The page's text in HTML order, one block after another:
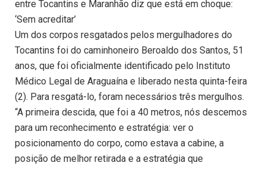
entre Tocantins e Maranhão diz que está em choque:
‘Sem acreditar’
Um dos corpos resgatados pelos mergulhadores do
Tocantins foi do caminhoneiro Beroaldo dos Santos, 51
anos, que foi oficialmente identificado pelo Instituto
Médico Legal de Araguaína e liberado nesta quinta-feira
(2). Para resgatá-lo, foram necessários três mergulhos.
“A primeira descida, que foi a 40 metros, nós descemos
para um reconhecimento e estratégia: ver o
posicionamento do corpo, como estava a cabine, a
posição de melhor retirada e a estratégia que